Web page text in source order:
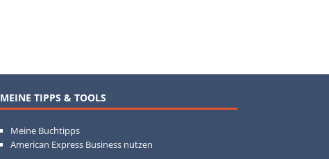
MEINE TIPPS & TOOLS
Meine Buchtipps
American Express Business nutzen